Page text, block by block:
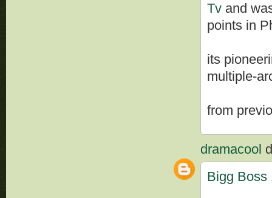
Tv and
points in
its
multiple-
from
dramacool
Bigg Boss